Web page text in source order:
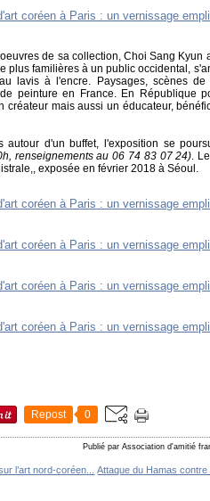
de sa collection, Choi Sang Kyun
plus familières à un public occidental,
lavis à l'encre. Paysages, scènes
peinture en France. En République
créateur mais aussi un éducateur,
autour d'un buffet, l'exposition se
renseignements au 06 74 83 07 24).
exposée en février 2018 à Séoul.
Repost 0
Publié par Association d'amitié
l’art nord-coréen... Attaque du Hamas contre